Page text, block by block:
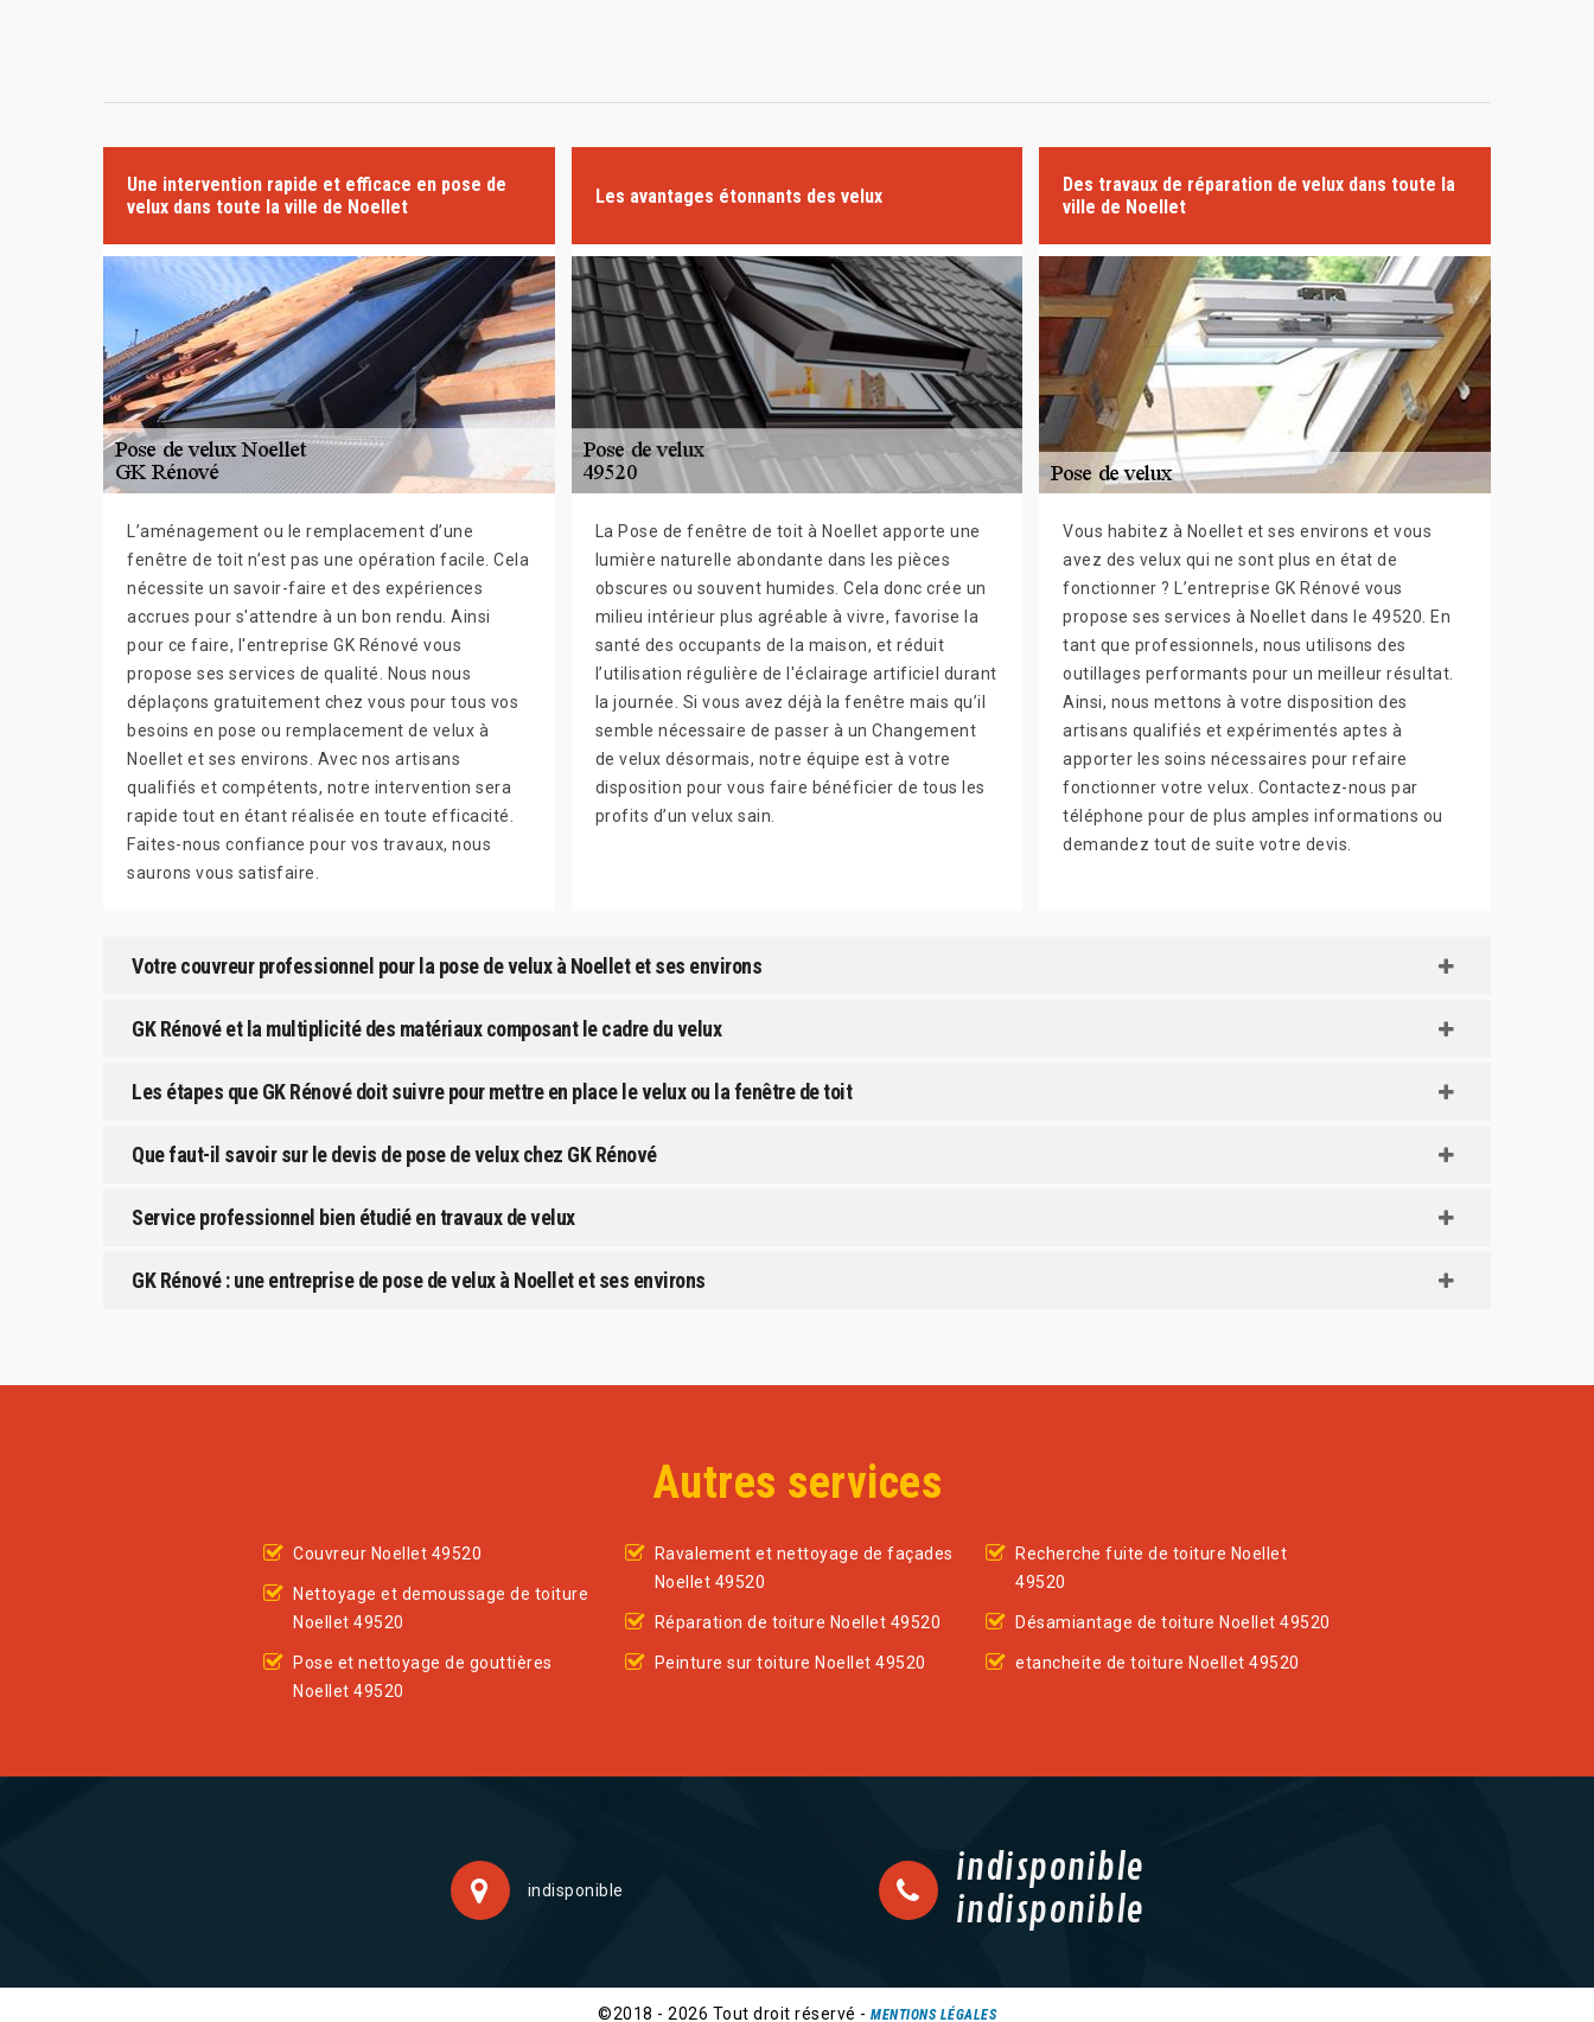
Une intervention rapide et efficace en pose de
velux dans toute la ville de Noellet
L’aménagement ou le remplacement d’une
fenêtre de toit n’est pas une opération facile. Cela
nécessite un savoir-faire et des expériences
accrues pour s'attendre à un bon rendu. Ainsi
pour ce faire, l'entreprise GK Rénové vous
propose ses services de qualité. Nous nous
déplaçons gratuitement chez vous pour tous vos
besoins en pose ou remplacement de velux à
Noellet et ses environs. Avec nos artisans
qualifiés et compétents, notre intervention sera
rapide tout en étant réalisée en toute efficacité.
Faites-nous confiance pour vos travaux, nous
saurons vous satisfaire.
Les avantages étonnants des velux
La Pose de fenêtre de toit à Noellet apporte une
lumière naturelle abondante dans les pièces
obscures ou souvent humides. Cela donc crée un
milieu intérieur plus agréable à vivre, favorise la
santé des occupants de la maison, et réduit
l’utilisation régulière de l'éclairage artificiel durant
la journée. Si vous avez déjà la fenêtre mais qu’il
semble nécessaire de passer à un Changement
de velux désormais, notre équipe est à votre
disposition pour vous faire bénéficier de tous les
profits d’un velux sain.
Des travaux de réparation de velux dans toute la
ville de Noellet
Vous habitez à Noellet et ses environs et vous
avez des velux qui ne sont plus en état de
fonctionner ? L’entreprise GK Rénové vous
propose ses services à Noellet dans le 49520. En
tant que professionnels, nous utilisons des
outillages performants pour un meilleur résultat.
Ainsi, nous mettons à votre disposition des
artisans qualifiés et expérimentés aptes à
apporter les soins nécessaires pour refaire
fonctionner votre velux. Contactez-nous par
téléphone pour de plus amples informations ou
demandez tout de suite votre devis.
Votre couvreur professionnel pour la pose de velux à Noellet et ses environs
GK Rénové et la multiplicité des matériaux composant le cadre du velux
Les étapes que GK Rénové doit suivre pour mettre en place le velux ou la fenêtre de toit
Que faut-il savoir sur le devis de pose de velux chez GK Rénové
Service professionnel bien étudié en travaux de velux
GK Rénové : une entreprise de pose de velux à Noellet et ses environs
Autres services
Couvreur Noellet 49520
Nettoyage et demoussage de toiture
Noellet 49520
Pose et nettoyage de gouttières
Noellet 49520
Ravalement et nettoyage de façades
Noellet 49520
Réparation de toiture Noellet 49520
Peinture sur toiture Noellet 49520
Recherche fuite de toiture Noellet
49520
Désamiantage de toiture Noellet 49520
etancheite de toiture Noellet 49520
indisponible
indisponible
indisponible
©2018 - 2026 Tout droit réservé - MENTIONS LÉGALES